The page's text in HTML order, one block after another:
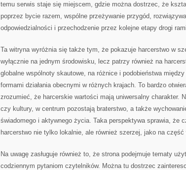
temu serwis staje się miejscem, gdzie można dostrzec, że
poprzez bycie razem, wspólne przeżywanie przygód,
odpowiedzialności i przechodzenie przez kolejne etapy drogi
Ta witryna wyróżnia się także tym, że pokazuje harcerstwo w
wyłącznie na jednym środowisku, lecz patrzy również na
globalne wspólnoty skautowe, na różnice i podobieństwa
formami działania obecnymi w różnych krajach. To bardzo
zrozumieć, że harcerskie wartości mają uniwersalny charakter.
czy kultury, w centrum pozostają braterstwo, a także
świadomego i aktywnego życia. Taka perspektywa sprawia, że
harcerstwo nie tylko lokalnie, ale również szerzej, jako na część
Na uwagę zasługuje również to, że strona podejmuje tematy
codziennym pytaniom czytelników. Można tu dostrzec